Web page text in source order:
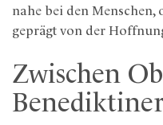
nahe bei den
geprägt von der
Zwischen